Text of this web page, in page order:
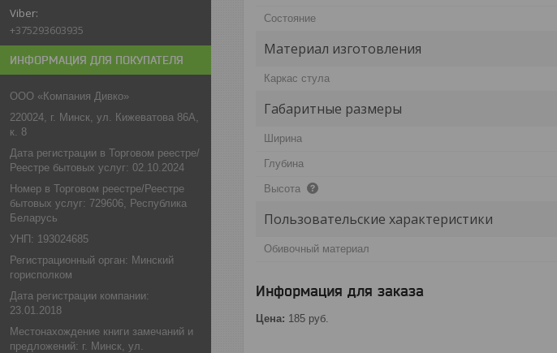
+375293603935
ИНФОРМАЦИЯ ДЛЯ ПОКУПАТЕЛЯ
ООО «Компания Дивко»
220024, г. Минск, ул. Кижеватова 86А,
к. 8
Дата регистрации в Торговом реестре/
Реестре бытовых услуг: 02.10.2024
Номер в Торговом реестре/Реестре
бытовых услуг: 729606, Республика
Беларусь
УНП: 193024685
Регистрационный орган: Минский
горисполком
Дата регистрации компании:
23.01.2018
Местонахождение книги замечаний и
предложений: г. Минск, ул.
Состояние
Материал изготовления
Каркас стула
Габаритные размеры
Ширина
Глубина
Высота
Пользовательские характеристики
Обивочный материал
Информация для заказа
Цена: 185 руб.